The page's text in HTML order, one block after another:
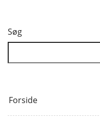
Søg
Forside